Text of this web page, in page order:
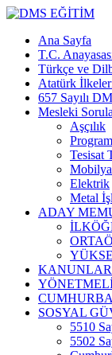
Ana Sayfa
T.C.
Türkçe ve
Atatürk
657 Sayılı
Mesleki
Aşçılık
Tesisat
Elektrik
Metal
ADAY
KANUNLAR
SOSYAL
5510
5502